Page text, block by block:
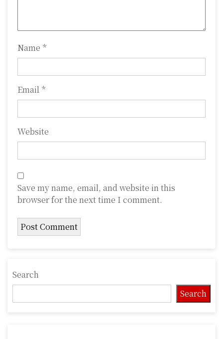
n
Name *
Email *
Website
Save my name, email, and website in this
browser for the next time I comment.
Search
Search